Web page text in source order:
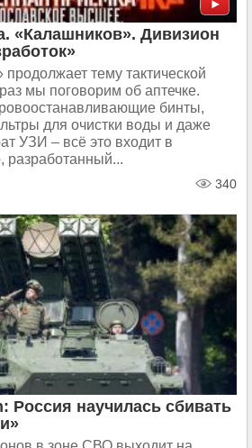
«Калашников». Дивизион
тему тактической
мы поговорим об аптечке.
бинты,
для очистки воды и даже
УЗИ – всё это входит в
разработанный...
340
Россия научилась сбивать